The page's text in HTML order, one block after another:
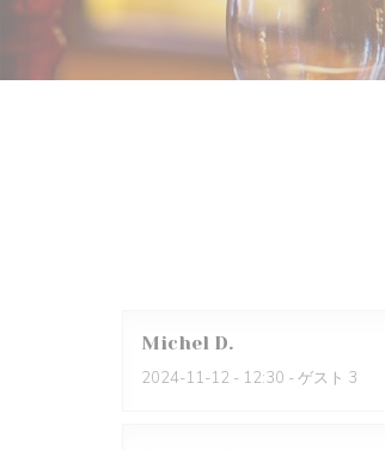
Michel D
2024-11-12 - 12:30 - ゲスト 3